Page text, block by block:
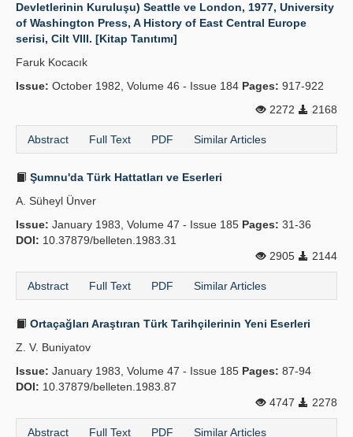
Devletlerinin Kuruluşu) Seattle ve London, 1977, University
of Washington Press, A History of East Central Europe
serisi, Cilt VIII. [Kitap Tanıtımı]
Faruk Kocacık
Issue: October 1982, Volume 46 - Issue 184 Pages: 917-922
2272
2168
Abstract Full Text PDF Similar Articles
Şumnu'da Türk Hattatları ve Eserleri
A. Süheyl Ünver
Issue: January 1983, Volume 47 - Issue 185 Pages: 31-36
DOI: 10.37879/belleten.1983.31
2905
2144
Abstract Full Text PDF Similar Articles
Ortaçağları Araştıran Türk Tarihçilerinin Yeni Eserleri
Z. V. Buniyatov
Issue: January 1983, Volume 47 - Issue 185 Pages: 87-94
DOI: 10.37879/belleten.1983.87
4747
2278
Abstract Full Text PDF Similar Articles